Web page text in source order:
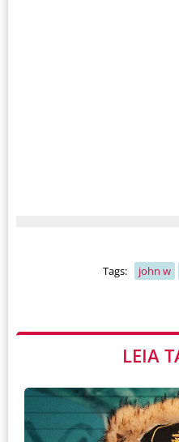
Tags: john w
LEIA